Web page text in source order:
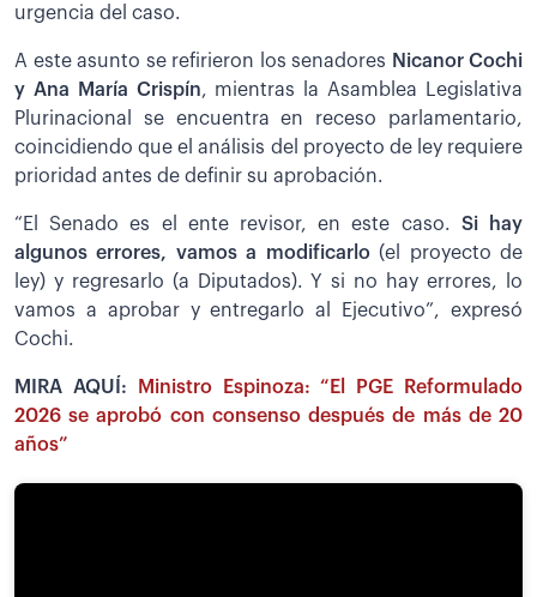
urgencia del caso.
A este asunto se refirieron los senadores Nicanor Cochi
y Ana María Crispín, mientras la Asamblea Legislativa
Plurinacional se encuentra en receso parlamentario,
coincidiendo que el análisis del proyecto de ley requiere
prioridad antes de definir su aprobación.
“El Senado es el ente revisor, en este caso. Si hay
algunos errores, vamos a modificarlo(el proyecto de
ley) y regresarlo (a Diputados). Y si no hay errores, lo
vamos a aprobar y entregarlo al Ejecutivo”, expresó
Cochi.
MIRA AQUÍ:
Ministro Espinoza: “El PGE Reformulado
2026 se aprobó con consenso después de más de 20
años”